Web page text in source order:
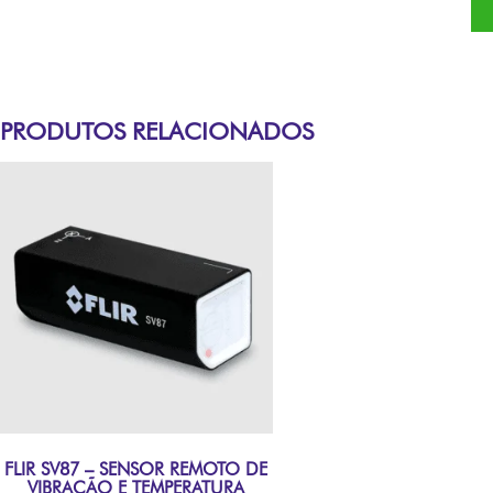
PRODUTOS RELACIONADOS
FLIR SV87 – SENSOR REMOTO DE
VIBRAÇÃO E TEMPERATURA